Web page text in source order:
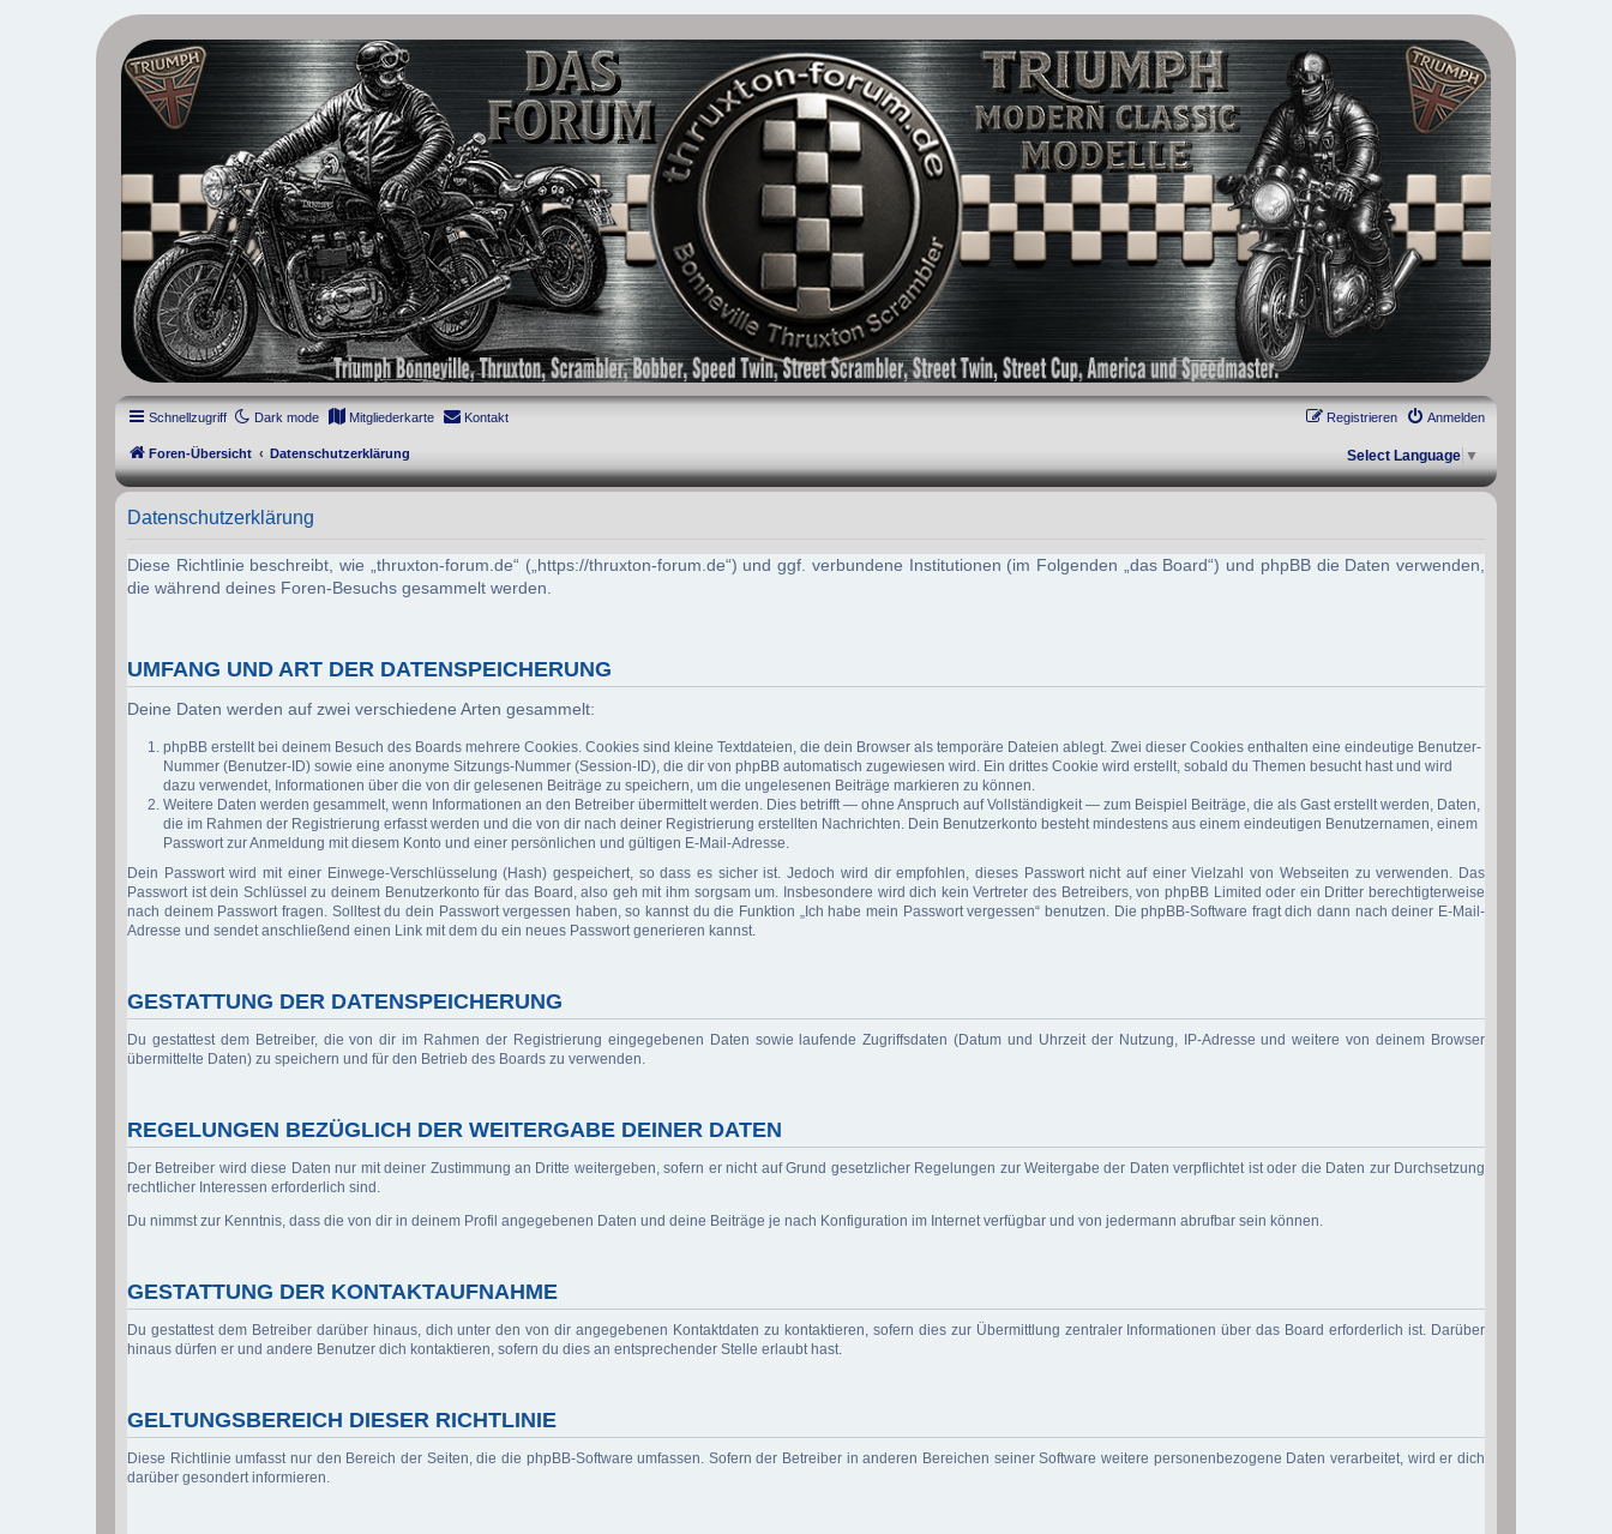
thruxton-forum.de
DAS FORUM! Alles rund um die Triumph Modern Classic Modelle. Das Forum für die New Bonneville Baureihen ab BJ 2001. Triumph Bonneville, Thruxton, Scrambler, Bobber, Speed Twin, Street Scrambler, Street Twin,
Street Cup, America und Speedmaster.
Schnellzugriff Dark mode Mitgliederkarte Kontakt Anmelden
Registrieren
Foren-Übersicht Datenschutzerklärung Select Language ▼
Datenschutzerklärung
Diese Richtlinie beschreibt, wie „thruxton-forum.de“ („https://thruxton-forum.de“) und ggf. verbundene Institutionen (im Folgenden „das Board“) und phpBB die Daten verwenden,
die während deines Foren-Besuchs gesammelt werden.
UMFANG UND ART DER DATENSPEICHERUNG
Deine Daten werden auf zwei verschiedene Arten gesammelt:
phpBB erstellt bei deinem Besuch des Boards mehrere Cookies. Cookies sind kleine Textdateien, die dein Browser als temporäre Dateien ablegt. Zwei dieser Cookies enthalten eine eindeutige Benutzer-
Nummer (Benutzer-ID) sowie eine anonyme Sitzungs-Nummer (Session-ID), die dir von phpBB automatisch zugewiesen wird. Ein drittes Cookie wird erstellt, sobald du Themen besucht hast und wird
dazu verwendet, Informationen über die von dir gelesenen Beiträge zu speichern, um die ungelesenen Beiträge markieren zu können.
Weitere Daten werden gesammelt, wenn Informationen an den Betreiber übermittelt werden. Dies betrifft — ohne Anspruch auf Vollständigkeit — zum Beispiel Beiträge, die als Gast erstellt werden, Daten,
die im Rahmen der Registrierung erfasst werden und die von dir nach deiner Registrierung erstellten Nachrichten. Dein Benutzerkonto besteht mindestens aus einem eindeutigen Benutzernamen, einem
Passwort zur Anmeldung mit diesem Konto und einer persönlichen und gültigen E-Mail-Adresse.
Dein Passwort wird mit einer Einwege-Verschlüsselung (Hash) gespeichert, so dass es sicher ist. Jedoch wird dir empfohlen, dieses Passwort nicht auf einer Vielzahl von Webseiten zu verwenden. Das
Passwort ist dein Schlüssel zu deinem Benutzerkonto für das Board, also geh mit ihm sorgsam um. Insbesondere wird dich kein Vertreter des Betreibers, von phpBB Limited oder ein Dritter berechtigterweise
nach deinem Passwort fragen. Solltest du dein Passwort vergessen haben, so kannst du die Funktion „Ich habe mein Passwort vergessen“ benutzen. Die phpBB-Software fragt dich dann nach deiner E-Mail-
Adresse und sendet anschließend einen Link mit dem du ein neues Passwort generieren kannst.
GESTATTUNG DER DATENSPEICHERUNG
Du gestattest dem Betreiber, die von dir im Rahmen der Registrierung eingegebenen Daten sowie laufende Zugriffsdaten (Datum und Uhrzeit der Nutzung, IP-Adresse und weitere von deinem Browser
übermittelte Daten) zu speichern und für den Betrieb des Boards zu verwenden.
REGELUNGEN BEZÜGLICH DER WEITERGABE DEINER DATEN
Der Betreiber wird diese Daten nur mit deiner Zustimmung an Dritte weitergeben, sofern er nicht auf Grund gesetzlicher Regelungen zur Weitergabe der Daten verpflichtet ist oder die Daten zur Durchsetzung
rechtlicher Interessen erforderlich sind.
Du nimmst zur Kenntnis, dass die von dir in deinem Profil angegebenen Daten und deine Beiträge je nach Konfiguration im Internet verfügbar und von jedermann abrufbar sein können.
GESTATTUNG DER KONTAKTAUFNAHME
Du gestattest dem Betreiber darüber hinaus, dich unter den von dir angegebenen Kontaktdaten zu kontaktieren, sofern dies zur Übermittlung zentraler Informationen über das Board erforderlich ist. Darüber
hinaus dürfen er und andere Benutzer dich kontaktieren, sofern du dies an entsprechender Stelle erlaubt hast.
GELTUNGSBEREICH DIESER RICHTLINIE
Diese Richtlinie umfasst nur den Bereich der Seiten, die die phpBB-Software umfassen. Sofern der Betreiber in anderen Bereichen seiner Software weitere personenbezogene Daten verarbeitet, wird er dich
darüber gesondert informieren.